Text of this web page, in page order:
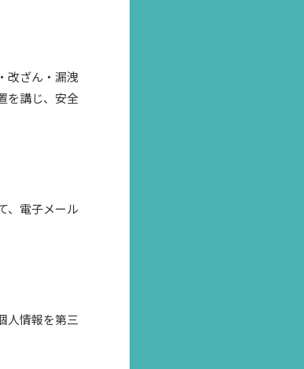
改ざん・漏洩
を講じ、安全
、電子メール
人情報を第三